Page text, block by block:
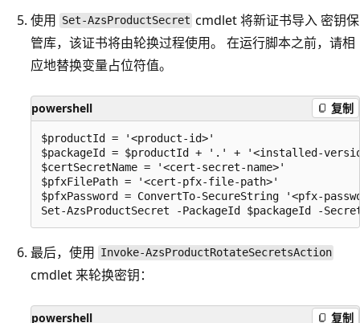
使用 Set-AzsProductSecret cmdlet 将新证书导入 密钥保
管库，该证书将由轮换过程使用。 在运行脚本之前，请相
应地替换变量占位符值。
powershell 复制
$productId = '<product-id>'
$packageId = $productId + '.' + '<installed-
$certSecretName = '<cert-secret-name>'
$pfxFilePath = '<cert-pfx-file-path>'
$pfxPassword = ConvertTo-SecureString '<pfx-
最后，使用 Invoke-AzsProductRotateSecretsAction
cmdlet 来轮换密钥：
powershell 复制